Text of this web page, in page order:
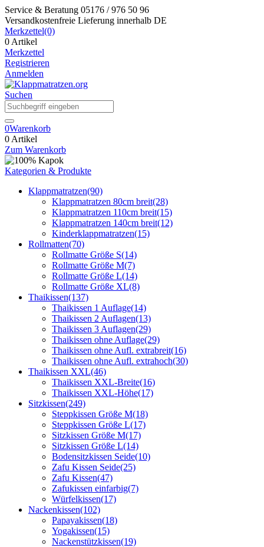
Service & Beratung 05176 / 976 50 96
Versandkostenfreie Lieferung innerhalb DE
Merkzettel(0)
0 Artikel
Merkzettel
Registrieren
Anmelden
Suchen
0Warenkorb
0 Artikel
Zum Warenkorb
Kategorien & Produkte
Klappmatratzen(90)
Klappmatratzen 80cm breit(28)
Klappmatratzen 110cm breit(15)
Klappmatratzen 140cm breit(12)
Kinderklappmatratzen(15)
Rollmatten(70)
Rollmatte Größe S(14)
Rollmatte Größe M(7)
Rollmatte Größe L(14)
Rollmatte Größe XL(8)
Thaikissen(137)
Thaikissen 1 Auflage(14)
Thaikissen 2 Auflagen(13)
Thaikissen 3 Auflagen(29)
Thaikissen ohne Auflage(29)
Thaikissen ohne Aufl. extrabreit(16)
Thaikissen ohne Aufl. extrahoch(30)
Thaikissen XXL(46)
Thaikissen XXL-Breite(16)
Thaikissen XXL-Höhe(17)
Sitzkissen(249)
Steppkissen Größe M(18)
Steppkissen Größe L(17)
Sitzkissen Größe M(17)
Sitzkissen Größe L(14)
Bodensitzkissen Seide(10)
Zafu Kissen Seide(25)
Zafu Kissen(47)
Zafukissen einfarbig(7)
Würfelkissen(17)
Nackenkissen(102)
Papayakissen(18)
Yogakissen(15)
Nackenstützkissen(19)